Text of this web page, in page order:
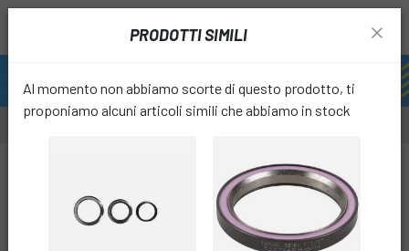
PRODOTTI SIMILI
Al momento non abbiamo scorte di questo prodotto, ti
proponiamo alcuni articoli simili che abbiamo in stock